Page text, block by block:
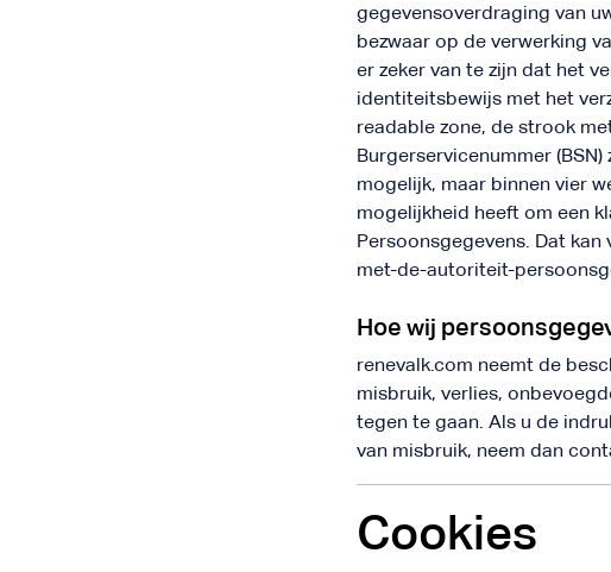
gegevensoverdraging van
bezwaar op de verwerking
er zeker van te zijn dat het
identiteitsbewijs met het
readable zone, de strook
Burgerservicenummer
mogelijk, maar binnen vier
mogelijkheid heeft om een
Persoonsgegevens. Dat
met-de-autoriteit-
Hoe wij
renevalk.com neemt de
misbruik, verlies,
tegen te gaan. Als u de
van misbruik, neem dan
Cookies